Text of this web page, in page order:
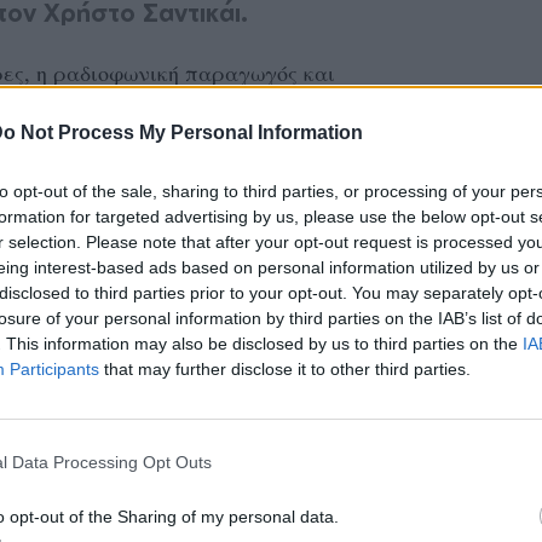
Not Process My Personal Information
opt-out of the sale, sharing to third parties, or processing of your
for targeted advertising by us, please use the below opt-out
selection. Please note that after your opt-out request is processed
interest-based ads based on personal information utilized by us
to third parties prior to your opt-out. You may separately
of your personal information by third parties on the IAB’s list of
This information may also be disclosed by us to third parties on the
Participants that may further disclose it to other third parties.
Data Processing Opt Outs
opt-out of the Sharing of my personal data.
Χρήστο Σαντικάι.
η ραδιοφωνική παραγωγός και
ανάρτηση μέσα από το προσωπικό
να μοιραστεί τη χαρά της, όσον
της, ο οποίος όπως έχει αποκαλύψει,
έχει φύγει από την ζωή.
σπίτι της, κρατώντας στα χέρια μια
φαίνονται μπλε μπαλόνια και μπλε
η κοιλιά της, η οποία παραμένει ελαφρώς
γέννα.